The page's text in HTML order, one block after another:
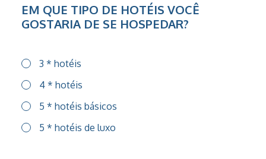
EM QUE TIPO DE HOTÉIS VOCÊ
GOSTARIA DE SE HOSPEDAR?
3 * hotéis
4 * hotéis
5 * hotéis básicos
5 * hotéis de luxo